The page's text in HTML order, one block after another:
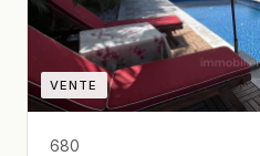
VENTE
680